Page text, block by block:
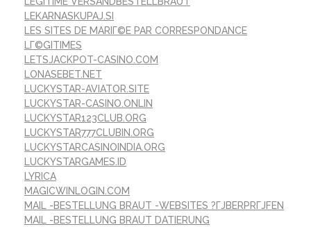
LEKARNASKUPAJ.SI
LES SITES DE MARIГ©E PAR CORRESPONDANCE
LГ©GITIMES
LETSJACKPOT-CASINO.COM
LONASEBET.NET
LUCKYSTAR-AVIATOR.SITE
LUCKYSTAR-CASINO.ONLIN
LUCKYSTAR123CLUB.ORG
LUCKYSTAR777CLUBIN.ORG
LUCKYSTARCASINOINDIA.ORG
LUCKYSTARGAMES.ID
LYRICA
MAGICWINLOGIN.COM
MAIL -BESTELLUNG BRAUT -WEBSITES ?ГЈBERPRГЈFEN
MAIL -BESTELLUNG BRAUT DATIERUNG